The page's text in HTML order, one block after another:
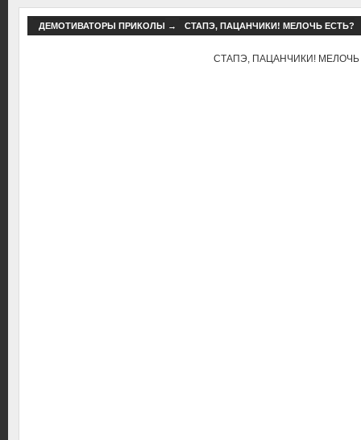
ДЕМОТИВАТОРЫ ПРИКОЛЫ → СТАПЭ, ПАЦАНЧИКИ! МЕЛОЧЬ ЕСТЬ?
СТАПЭ, ПАЦАНЧИКИ! МЕЛОЧЬ